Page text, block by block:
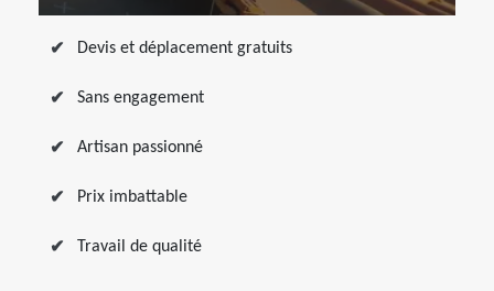
Devis et déplacement gratuits
Sans engagement
Artisan passionné
Prix imbattable
Travail de qualité